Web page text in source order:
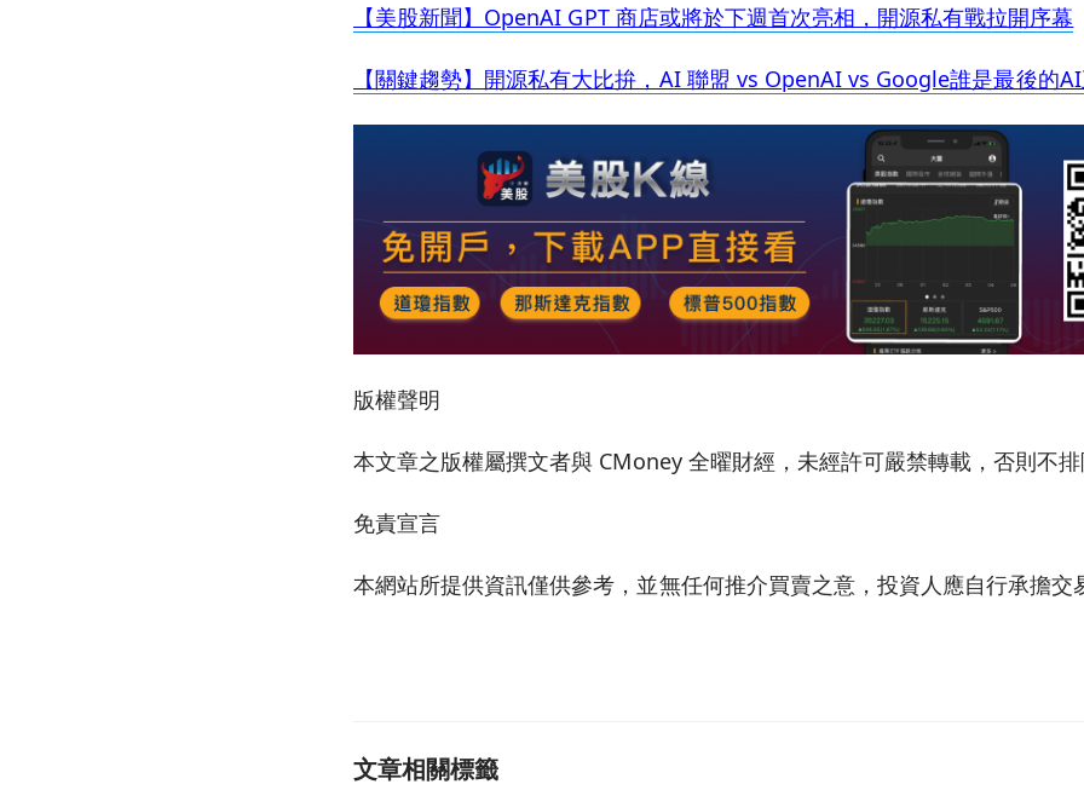
【美股新聞】OpenAI GPT 商店或將於下週首次亮相，開源私有戰拉開序幕
【關鍵趨勢】開源私有大比拚，AI 聯盟 vs OpenAI vs Google誰是最後的
版權聲明
本文章之版權屬撰文者與 CMoney 全曜財經，未經許可嚴禁轉載，否則不
免責宣言
本網站所提供資訊僅供參考，並無任何推介買賣之意，投資人應自行承擔交
文章相關標籤